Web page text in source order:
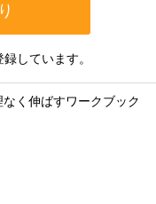
しています。
く伸ばすワークブック